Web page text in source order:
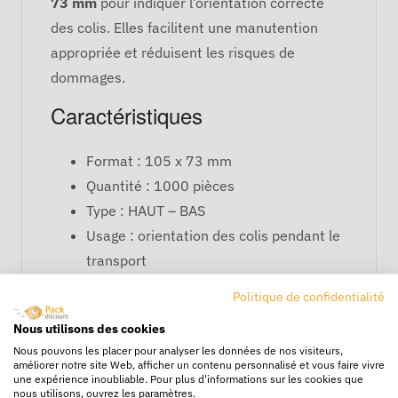
des colis. Elles facilitent une manutention
appropriée et réduisent les risques de
dommages.
Caractéristiques
Format : 105 x 73 mm
Quantité : 1000 pièces
Type : HAUT – BAS
Usage : orientation des colis pendant le
transport
FAQ
Conviennent-elles pour tous
types de colis ?
Politique de confidentialité
Nous utilisons des cookies
Nous pouvons les placer pour analyser les données de nos visiteurs,
améliorer notre site Web, afficher un contenu personnalisé et vous faire vivre
une expérience inoubliable. Pour plus d'informations sur les cookies que
nous utilisons, ouvrez les paramètres.